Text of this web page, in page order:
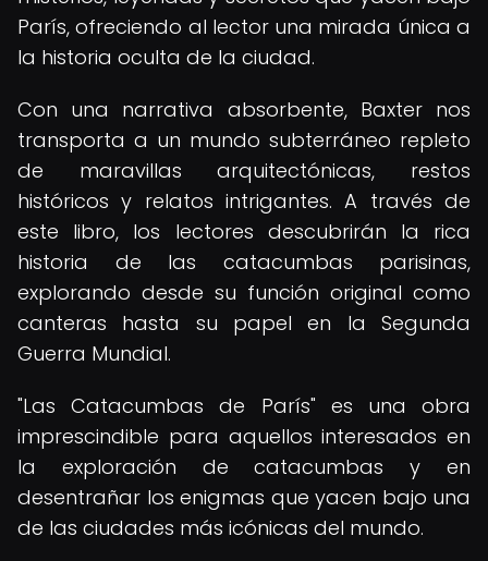
París, ofreciendo al lector una mirada única a
la historia oculta de la ciudad.
Con una narrativa absorbente, Baxter nos
transporta a un mundo subterráneo repleto
de maravillas arquitectónicas, restos
históricos y relatos intrigantes. A través de
este libro, los lectores descubrirán la rica
historia de las catacumbas parisinas,
explorando desde su función original como
canteras hasta su papel en la Segunda
Guerra Mundial.
"Las Catacumbas de París" es una obra
imprescindible para aquellos interesados en
la exploración de catacumbas y en
desentrañar los enigmas que yacen bajo una
de las ciudades más icónicas del mundo.